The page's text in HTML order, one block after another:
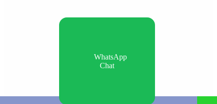
WhatsApp
Chat